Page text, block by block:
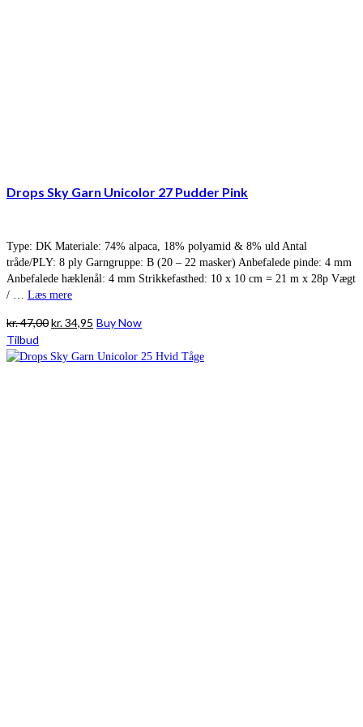
Drops Sky Garn Unicolor 27 Pudder Pink
Type: DK Materiale: 74% alpaca, 18% polyamid & 8% uld Antal
tråde/PLY: 8 ply Garngruppe: B (20 – 22 masker) Anbefalede pinde: 4 mm
Anbefalede hæklenål: 4 mm Strikkefasthed: 10 x 10 cm = 21 m x 28p Vægt
/ … Læs mere
kr.47,00Den
pris
kr.34,95 Den
pris
Buy Now
Tilbud